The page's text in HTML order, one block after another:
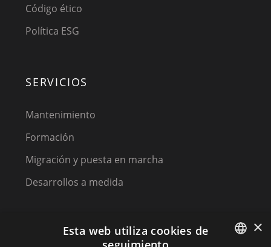
Código ético
Política ESG
SERVICIOS
Mantenimiento
Formación
Migración y puesta en marcha
Desarrollos a medida
×
Esta web utiliza cookies de